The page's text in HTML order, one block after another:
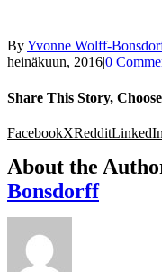
ByYvonne Wolff-
heinäkuun, 2016|0
Share This Story,
FacebookXRedditLinkedIn
About the
Bonsdorff